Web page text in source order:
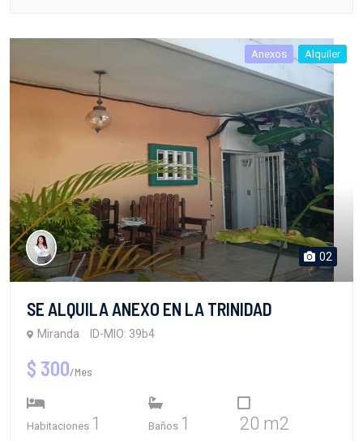
Anexos Alquiler
02
SE ALQUILA ANEXO EN LA TRINIDAD
Miranda ID-MIO: 39b4
$ 300/Mes
Habitaciones 1 Baños 1 20 m2